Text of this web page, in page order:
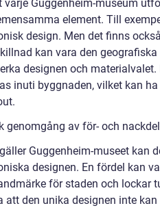
varje Guggenheim-museum
element. Till
design. Men det finns
kan vara den
designen och
inuti byggnaden, vilket kan
genomgång av för- och
Guggenheim-museet kan
designen. En fördel kan
för staden och lockar
att den unika designen inte